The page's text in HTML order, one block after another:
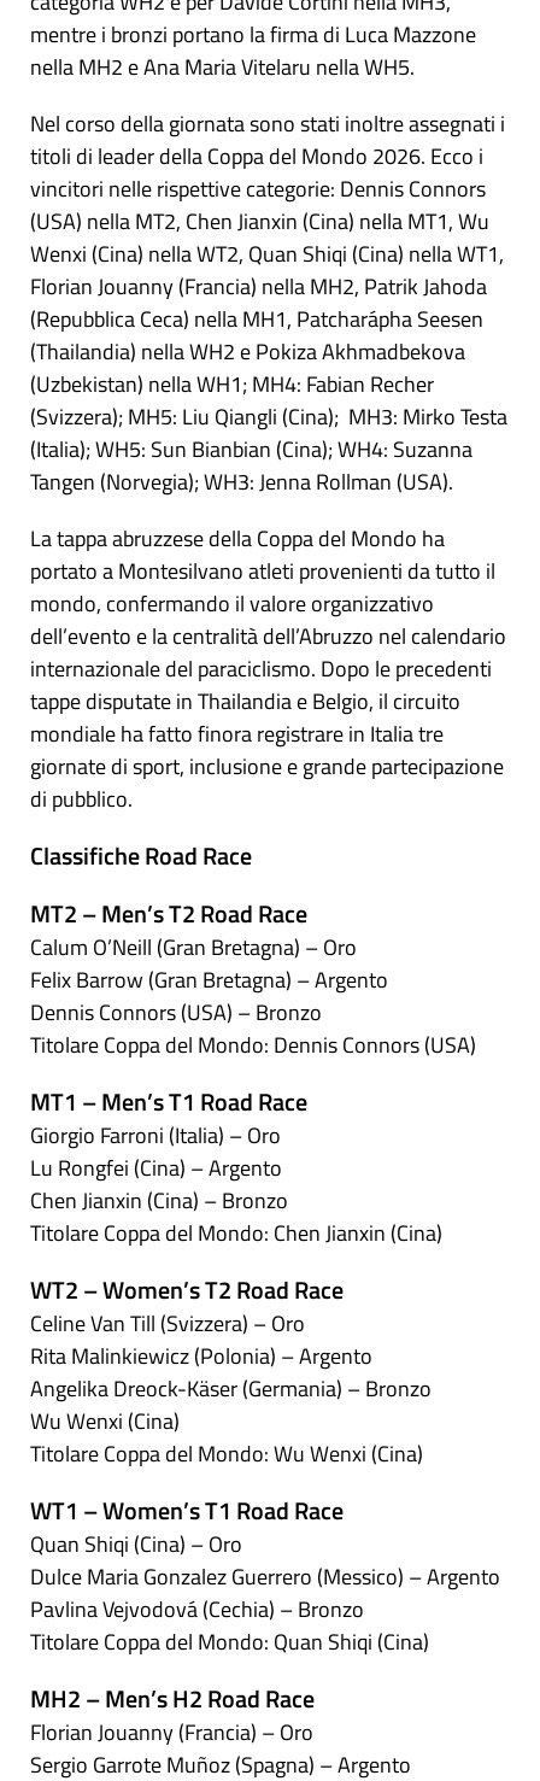
mentre i bronzi portano la firma di Luca Mazzone
nella MH2 e Ana Maria Vitelaru nella WH5.
Nel corso della giornata sono stati inoltre assegnati i
titoli di leader della Coppa del Mondo 2026. Ecco i
vincitori nelle rispettive categorie: Dennis Connors
(USA) nella MT2, Chen Jianxin (Cina) nella MT1, Wu
Wenxi (Cina) nella WT2, Quan Shiqi (Cina) nella WT1,
Florian Jouanny (Francia) nella MH2, Patrik Jahoda
(Repubblica Ceca) nella MH1, Patcharápha Seesen
(Thailandia) nella WH2 e Pokiza Akhmadbekova
(Uzbekistan) nella WH1; MH4: Fabian Recher
(Svizzera); MH5: Liu Qiangli (Cina); MH3: Mirko Testa
(Italia); WH5: Sun Bianbian (Cina); WH4: Suzanna
Tangen (Norvegia); WH3: Jenna Rollman (USA).
La tappa abruzzese della Coppa del Mondo ha
portato a Montesilvano atleti provenienti da tutto il
mondo, confermando il valore organizzativo
dell’evento e la centralità dell’Abruzzo nel calendario
internazionale del paraciclismo. Dopo le precedenti
tappe disputate in Thailandia e Belgio, il circuito
mondiale ha fatto finora registrare in Italia tre
giornate di sport, inclusione e grande partecipazione
di pubblico.
Classifiche Road Race
MT2 – Men’s T2 Road Race
Calum O’Neill (Gran Bretagna) – Oro
Felix Barrow (Gran Bretagna) – Argento
Dennis Connors (USA) – Bronzo
Titolare Coppa del Mondo: Dennis Connors (USA)
MT1 – Men’s T1 Road Race
Giorgio Farroni (Italia) – Oro
Lu Rongfei (Cina) – Argento
Chen Jianxin (Cina) – Bronzo
Titolare Coppa del Mondo: Chen Jianxin (Cina)
WT2 – Women’s T2 Road Race
Celine Van Till (Svizzera) – Oro
Rita Malinkiewicz (Polonia) – Argento
Angelika Dreock-Käser (Germania) – Bronzo
Wu Wenxi (Cina)
Titolare Coppa del Mondo: Wu Wenxi (Cina)
WT1 – Women’s T1 Road Race
Quan Shiqi (Cina) – Oro
Dulce Maria Gonzalez Guerrero (Messico) – Argento
Pavlina Vejvodová (Cechia) – Bronzo
Titolare Coppa del Mondo: Quan Shiqi (Cina)
MH2 – Men’s H2 Road Race
Florian Jouanny (Francia) – Oro
Sergio Garrote Muñoz (Spagna) – Argento